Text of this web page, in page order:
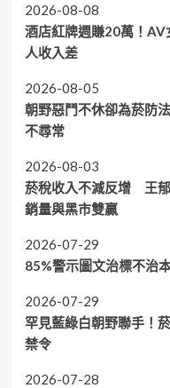
2026-08-08
酒店紅牌週賺20萬！AV
人收入差
2026-08-05
朝野惡鬥不休卻為菸防
不尋常
2026-08-03
菸稅收入不減反增 王
銷量與黑市雙贏
2026-07-29
85%警示圖文治標不治
2026-07-29
罕見藍綠白朝野聯手！
禁令
2026-07-28